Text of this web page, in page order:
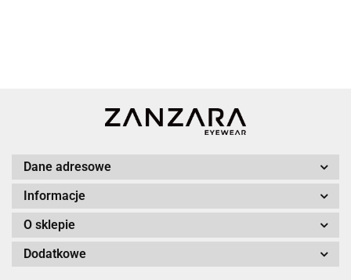
Dane adresowe
Informacje
O sklepie
Dodatkowe